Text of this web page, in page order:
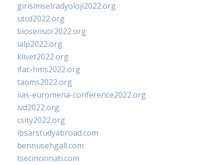
girisimselradyoloji2022.org
utcd2022.org
biosensor2022.org
ialp2022.org
klivet2022.org
ifac-hms2022.org
taoms2022.org
iias-euromena-conference2022.org
ivd2022.org
csity2022.org
ibsarstudyabroad.com
bennusehgall.com
tsecincinnati.com